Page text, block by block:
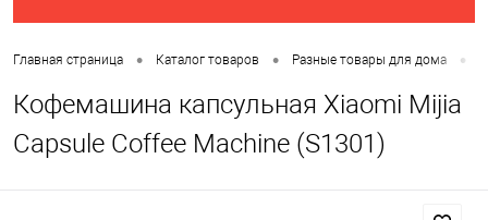
Главная страница • Каталог товаров • Разные товары для дома •
Кофемашина капсульная Xiaomi Mijia
Capsule Coffee Machine (S1301)